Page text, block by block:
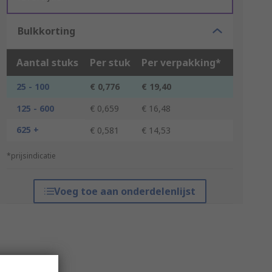
Bulkkorting
Aantal stuks Per stuk Per verpakking*
25 - 100 € 0,776
€ 19,40
125 - 600
€ 0,659
€ 16,48
625 +
€ 0,581 € 14,53
*prijsindicatie
Voeg toe aan onderdelenlijst